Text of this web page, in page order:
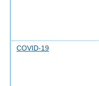
COVID-19